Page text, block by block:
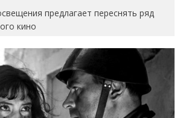
предлагает переснять ряд
кино